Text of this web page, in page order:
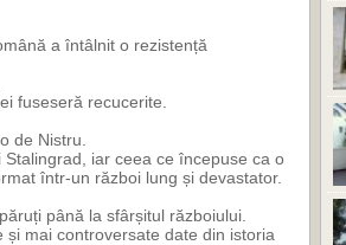
a întâlnit o rezistență
fuseseră recucerite.
de Nistru.
iar ceea ce începuse ca o
într-un război lung și devastator.
până la sfârșitul războiului.
mai controversate date din istoria